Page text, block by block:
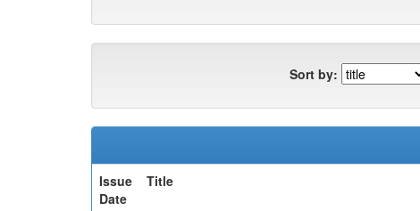
Sort by:
Issue
Date
Title